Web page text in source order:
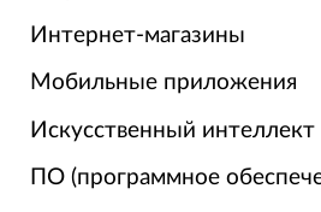
Интернет-магазины
Мобильные приложения
Искусственный интеллект
ПО (программное